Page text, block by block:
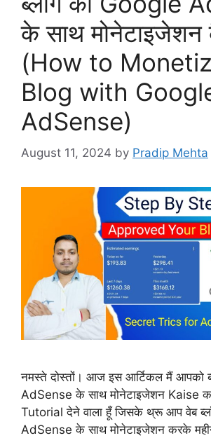
के साथ
(How to
Blog with
AdSense)
August 11, 2024 by Pradip Mehta
नमस्ते दोस्तों। आज इस आर्टिकल मैं आपको
AdSense के साथ मोनेटाइजेशन Kaise
Tutorial देने वाला हूँ जिसके थ्रू आप वेब
AdSense के साथ मोनेटाइजेशन करके